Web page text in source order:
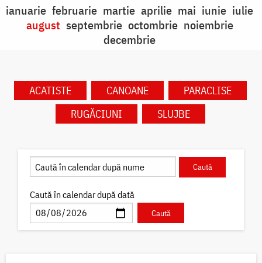
ianuarie februarie martie aprilie mai iunie iulie
august septembrie octombrie noiembrie
decembrie
ACATISTE CANOANE
PARACLISE
RUGĂCIUNI
SLUJBE
Caută în calendar după dată